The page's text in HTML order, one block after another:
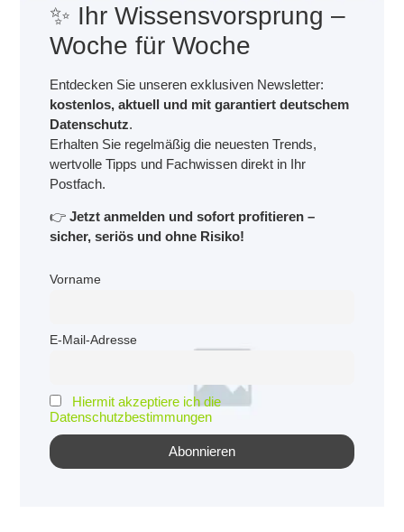
✨ Ihr Wissensvorsprung –
Woche für Woche
Entdecken Sie unseren exklusiven Newsletter:
kostenlos, aktuell und mit garantiert deutschem
Datenschutz.
Erhalten Sie regelmäßig die neuesten Trends,
wertvolle Tipps und Fachwissen direkt in Ihr
Postfach.
👉 Jetzt anmelden und sofort profitieren –
sicher, seriös und ohne Risiko!
Vorname
E-Mail-Adresse
Hiermit akzeptiere ich die
Datenschutzbestimmungen